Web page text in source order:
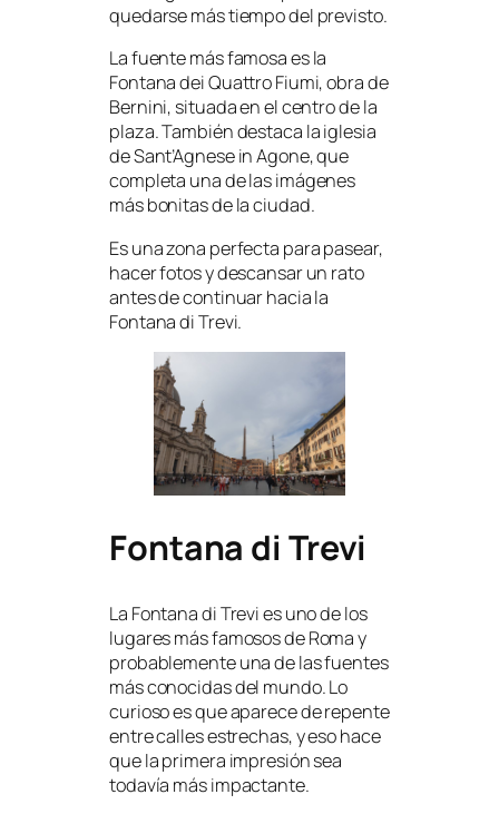
quedarse más tiempo del previsto.
La fuente más famosa es la
Fontana dei Quattro Fiumi, obra de
Bernini, situada en el centro de la
plaza. También destaca la iglesia
de Sant’Agnese in Agone, que
completa una de las imágenes
más bonitas de la ciudad.
Es una zona perfecta para pasear,
hacer fotos y descansar un rato
antes de continuar hacia la
Fontana di Trevi.
Fontana di Trevi
La Fontana di Trevi es uno de los
lugares más famosos de Roma y
probablemente una de las fuentes
más conocidas del mundo. Lo
curioso es que aparece de repente
entre calles estrechas, y eso hace
que la primera impresión sea
todavía más impactante.